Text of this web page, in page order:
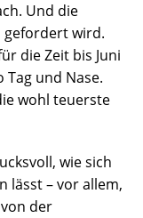
Und die
gefordert wird.
die Zeit bis Juni
Tag und Nase.
wohl teuerste
wie sich
lässt – vor allem,
der